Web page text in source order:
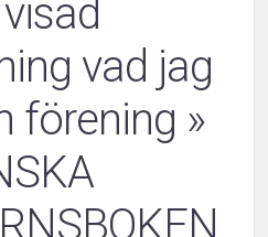
vad jag
förening »